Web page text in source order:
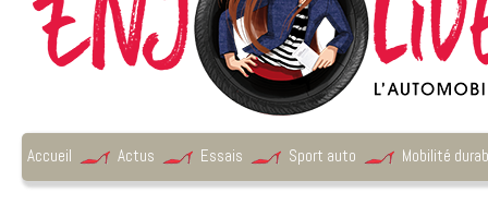
Accueil Actus Essais Sport auto Mobilité